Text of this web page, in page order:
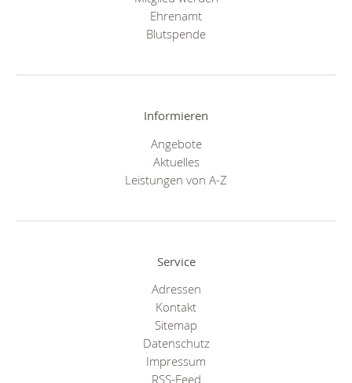
Ehrenamt
Blutspende
Informieren
Angebote
Aktuelles
Leistungen von A-Z
Service
Adressen
Kontakt
Sitemap
Datenschutz
Impressum
RSS-Feed